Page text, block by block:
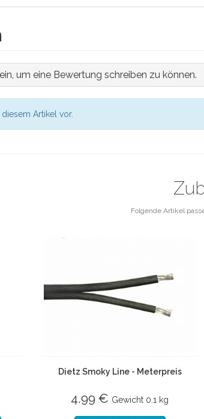
um eine Bewertung schreiben zu können.
Artikel vor.
Folgende Artikel
Dietz Smoky Line - Meterpreis
4.99 € Gewicht 0.1 kg